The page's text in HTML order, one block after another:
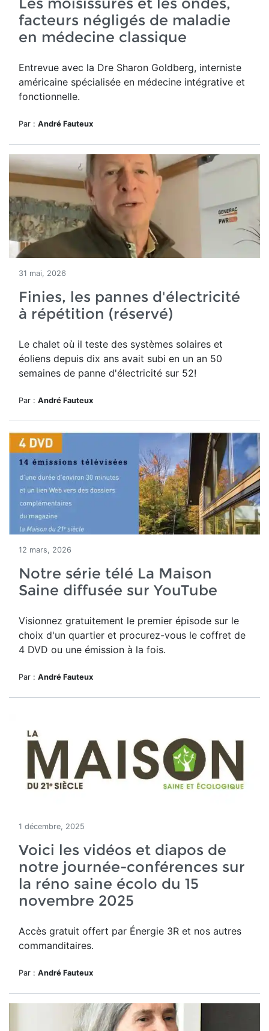
facteurs négligés de maladie
en médecine classique
Entrevue avec la Dre Sharon Goldberg, interniste
américaine spécialisée en médecine intégrative et
fonctionnelle.
Par : André Fauteux
31 mai, 2026
Finies, les pannes d'électricité
à répétition (réservé)
Le chalet où il teste des systèmes solaires et
éoliens depuis dix ans avait subi en un an 50
semaines de panne d'électricité sur 52!
Par : André Fauteux
12 mars, 2026
Notre série télé La Maison
Saine diffusée sur YouTube
Visionnez gratuitement le premier épisode sur le
choix d'un quartier et procurez-vous le coffret de
4 DVD ou une émission à la fois.
Par : André Fauteux
1 décembre, 2025
Voici les vidéos et diapos de
notre journée-conférences sur
la réno saine écolo du 15
novembre 2025
Accès gratuit offert par Énergie 3R et nos autres
commanditaires.
Par : André Fauteux